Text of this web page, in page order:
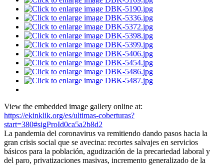
View the embedded image gallery online at:
https://ekinklik.org/es/ultimas-coberturas?
start=380#sigProId0ca5a2b8d2
La pandemia del coronavirus va remitiendo dando pasos hacia la
gran crisis social que se avecina: recortes salvajes en servicios
básicos para la población, agudización de la precariedad laboral y
del paro, privatizaciones masivas, incremento generalizado de la